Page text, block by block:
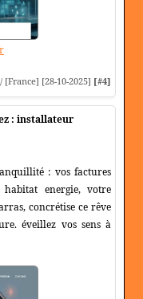
[France] [28-10-2025] [#4]
: installateur
: vos factures
energie, votre
concrétise ce rêve
éveillez vos sens à